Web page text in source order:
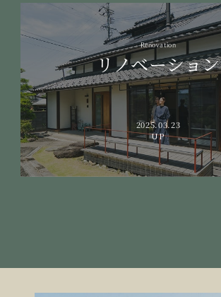
Renovation
リノベーション
2025.03.23
UP